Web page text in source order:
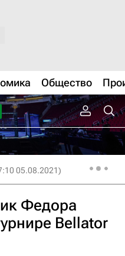
Общество
05.08.2021)
Федора
Bellator